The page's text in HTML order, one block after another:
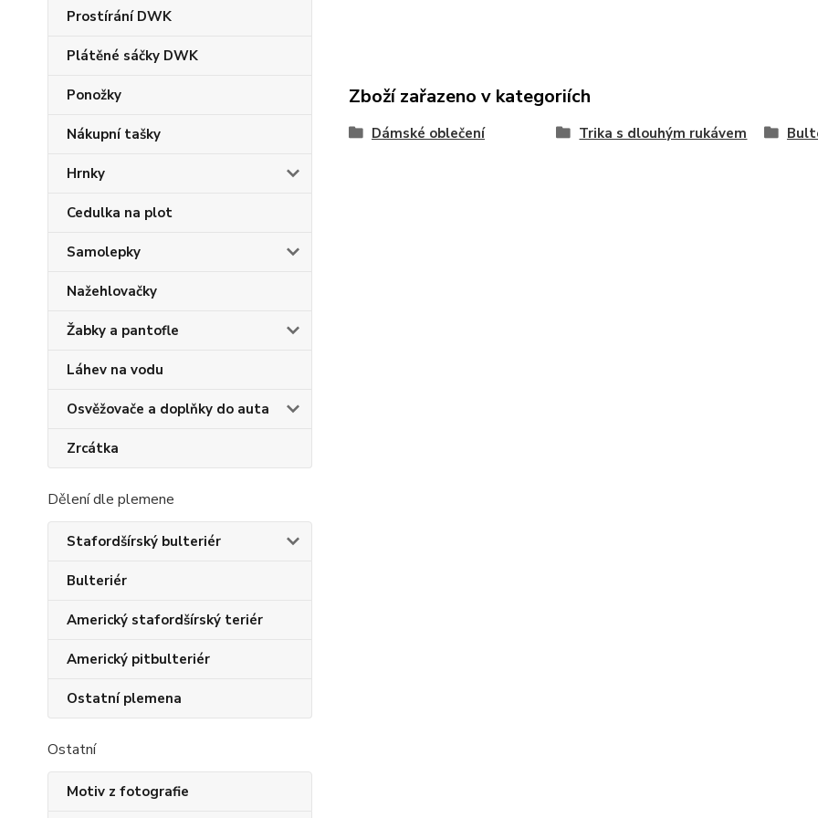
Prostírání DWK
Plátěné sáčky DWK
Ponožky
Nákupní tašky
Hrnky
Cedulka na plot
Samolepky
Nažehlovačky
Žabky a pantofle
Láhev na vodu
Osvěžovače a doplňky do auta
Zrcátka
Dělení dle plemene
Stafordšírský bulteriér
Bulteriér
Americký stafordšírský teriér
Americký pitbulteriér
Ostatní plemena
Ostatní
Motiv z fotografie
Zboží zařazeno v kategoriích
Dámské oblečení Trika s dlouhým rukávem